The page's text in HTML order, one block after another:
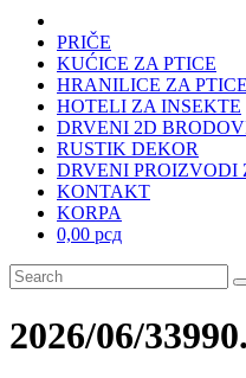
PRIČE
KUĆICE ZA PTICE
HRANILICE ZA
HOTELI ZA INSEKTE
DRVENI 2D
RUSTIK DEKOR
DRVENI PROIZVODI
KONTAKT
KORPA
0,00 рсд
2026/06/